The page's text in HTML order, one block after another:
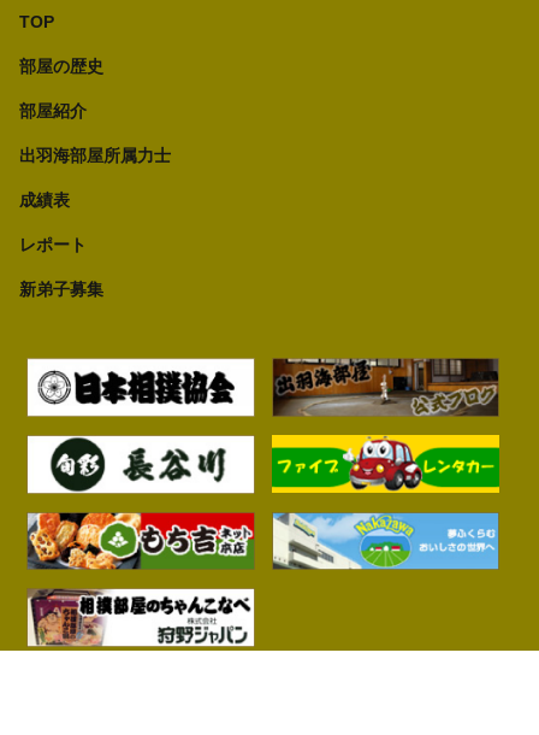
TOP
部屋の歴史
部屋紹介
出羽海部屋所属力士
成績表
レポート
新弟子募集